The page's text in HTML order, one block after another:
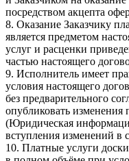
посредством акцепта
8. Оказание Заказчику
является предметом
услуг и расценки
частью настоящего
9. Исполнитель имеет
условия настоящего
без предварительного
опубликовать изменения
(Юридическая
вступления изменений в
10. Платные услуги